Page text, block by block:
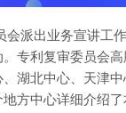
派出业务宣讲工作
专利复审委员会
湖北中心、天津
方中心详细介绍